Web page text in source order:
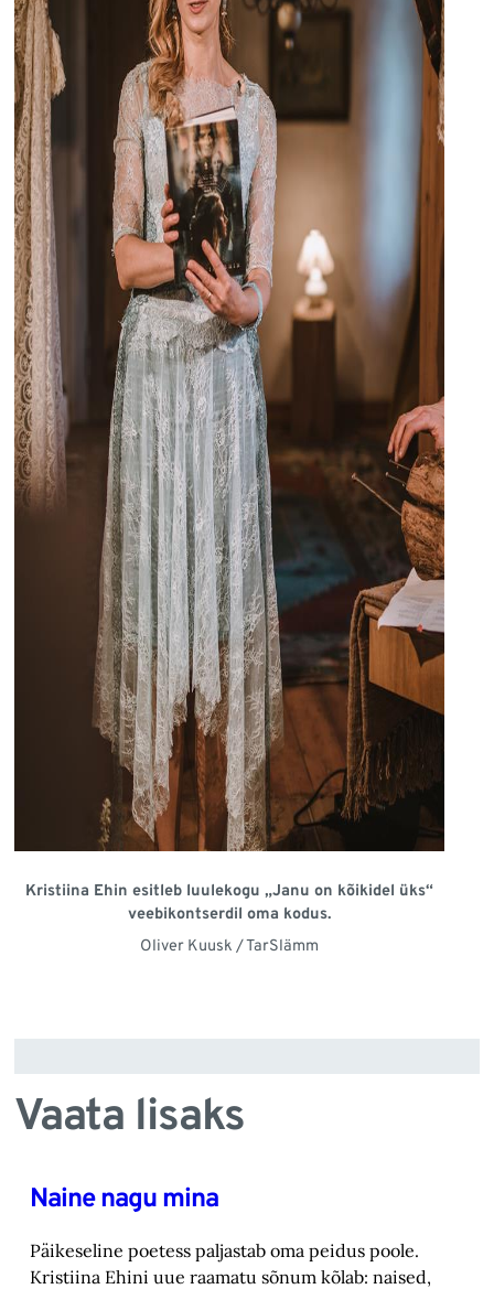
Kristiina Ehin esitleb luulekogu „Janu on kõikidel üks“
veebikontserdil oma kodus.
Oliver Kuusk / TarSlämm
Vaata lisaks
Naine nagu mina
Päikeseline poetess paljastab oma peidus poole.
Kristiina Ehini uue raamatu sõnum kõlab: naised,